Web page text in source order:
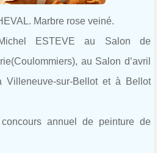
Marbre rose veiné.
ESTEVE au Salon de
au Salon d’avril
Villeneuve-sur-Bellot et à Bellot
annuel de peinture de